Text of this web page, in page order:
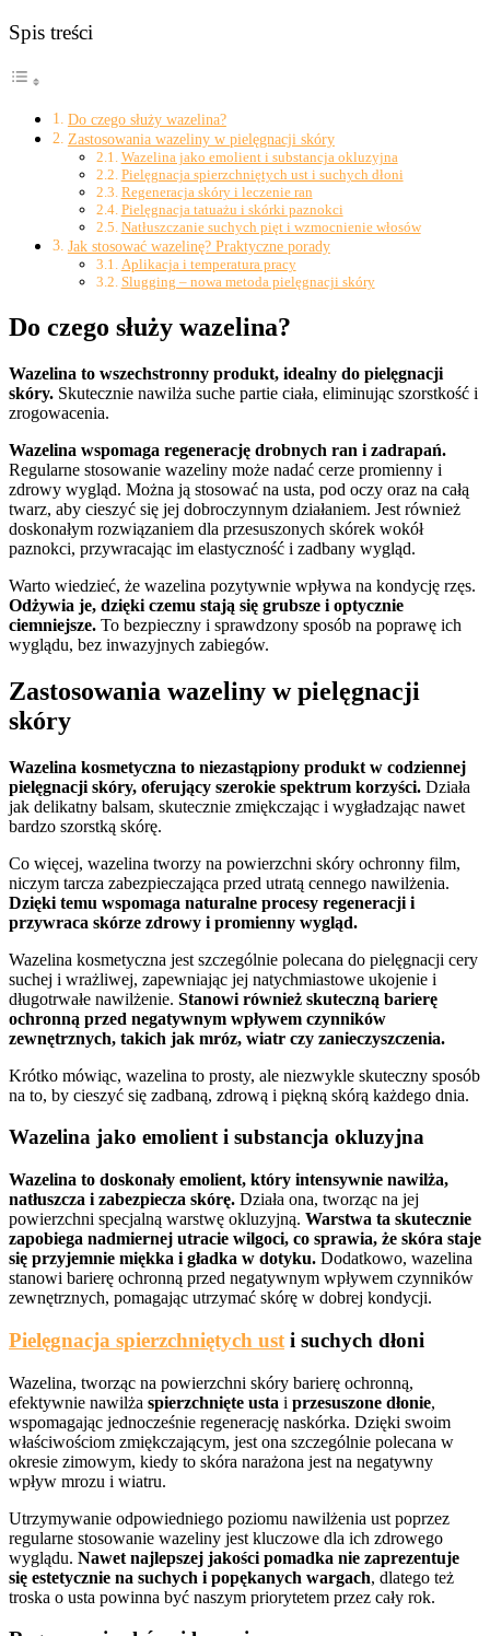
Spis treści
Do czego służy wazelina?
Zastosowania wazeliny w pielęgnacji skóry
Wazelina jako emolient i substancja okluzyjna
Pielęgnacja spierzchniętych ust i suchych dłoni
Regeneracja skóry i leczenie ran
Pielęgnacja tatuażu i skórki paznokci
Natłuszczanie suchych pięt i wzmocnienie włosów
Jak stosować wazelinę? Praktyczne porady
Aplikacja i temperatura pracy
Slugging – nowa metoda pielęgnacji skóry
Do czego służy wazelina?
Wazelina to wszechstronny produkt, idealny do pielęgnacji
skóry. Skutecznie nawilża suche partie ciała, eliminując szorstkość i
zrogowacenia.
Wazelina wspomaga regenerację drobnych ran i zadrapań.
Regularne stosowanie wazeliny może nadać cerze promienny i
zdrowy wygląd. Można ją stosować na usta, pod oczy oraz na całą
twarz, aby cieszyć się jej dobroczynnym działaniem. Jest również
doskonałym rozwiązaniem dla przesuszonych skórek wokół
paznokci, przywracając im elastyczność i zadbany wygląd.
Warto wiedzieć, że wazelina pozytywnie wpływa na kondycję rzęs.
Odżywia je, dzięki czemu stają się grubsze i optycznie
ciemniejsze. To bezpieczny i sprawdzony sposób na poprawę ich
wyglądu, bez inwazyjnych zabiegów.
Zastosowania wazeliny w pielęgnacji
skóry
Wazelina kosmetyczna to niezastąpiony produkt w codziennej
pielęgnacji skóry, oferujący szerokie spektrum korzyści. Działa
jak delikatny balsam, skutecznie zmiękczając i wygładzając nawet
bardzo szorstką skórę.
Co więcej, wazelina tworzy na powierzchni skóry ochronny film,
niczym tarcza zabezpieczająca przed utratą cennego nawilżenia.
Dzięki temu wspomaga naturalne procesy regeneracji i
przywraca skórze zdrowy i promienny wygląd.
Wazelina kosmetyczna jest szczególnie polecana do pielęgnacji cery
suchej i wrażliwej, zapewniając jej natychmiastowe ukojenie i
długotrwałe nawilżenie. Stanowi również skuteczną barierę
ochronną przed negatywnym wpływem czynników
zewnętrznych, takich jak mróz, wiatr czy zanieczyszczenia.
Krótko mówiąc, wazelina to prosty, ale niezwykle skuteczny sposób
na to, by cieszyć się zadbaną, zdrową i piękną skórą każdego dnia.
Wazelina jako emolient i substancja okluzyjna
Wazelina to doskonały emolient, który intensywnie nawilża,
natłuszcza i zabezpiecza skórę. Działa ona, tworząc na jej
powierzchni specjalną warstwę okluzyjną. Warstwa ta skutecznie
zapobiega nadmiernej utracie wilgoci, co sprawia, że skóra staje
się przyjemnie miękka i gładka w dotyku. Dodatkowo, wazelina
stanowi barierę ochronną przed negatywnym wpływem czynników
zewnętrznych, pomagając utrzymać skórę w dobrej kondycji.
Pielęgnacja spierzchniętych ust i suchych dłoni
Wazelina, tworząc na powierzchni skóry barierę ochronną,
efektywnie nawilża spierzchnięte usta i przesuszone dłonie,
wspomagając jednocześnie regenerację naskórka. Dzięki swoim
właściwościom zmiękczającym, jest ona szczególnie polecana w
okresie zimowym, kiedy to skóra narażona jest na negatywny
wpływ mrozu i wiatru.
Utrzymywanie odpowiedniego poziomu nawilżenia ust poprzez
regularne stosowanie wazeliny jest kluczowe dla ich zdrowego
wyglądu. Nawet najlepszej jakości pomadka nie zaprezentuje
się estetycznie na suchych i popękanych wargach, dlatego też
troska o usta powinna być naszym priorytetem przez cały rok.